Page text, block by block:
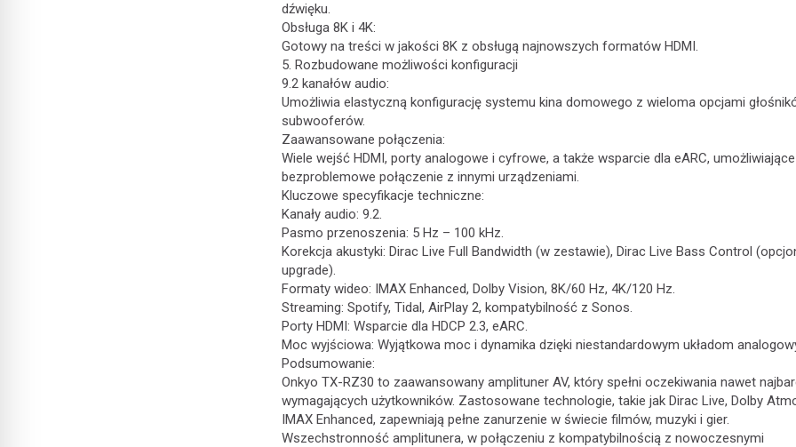
dźwięku.
Obsługa 8K i 4K:
Gotowy na treści w jakości 8K z obsługą najnowszych formatów HDMI.
5. Rozbudowane możliwości konfiguracji
9.2 kanałów audio:
Umożliwia elastyczną konfigurację systemu kina domowego z wieloma opcjami
subwooferów.
Zaawansowane połączenia:
Wiele wejść HDMI, porty analogowe i cyfrowe, a także wsparcie dla eARC, umożliwiające
bezproblemowe połączenie z innymi urządzeniami.
Kluczowe specyfikacje techniczne:
Kanały audio: 9.2.
Pasmo przenoszenia: 5 Hz – 100 kHz.
Korekcja akustyki: Dirac Live Full Bandwidth (w zestawie), Dirac Live Bass Control
upgrade).
Formaty wideo: IMAX Enhanced, Dolby Vision, 8K/60 Hz, 4K/120 Hz.
Streaming: Spotify, Tidal, AirPlay 2, kompatybilność z Sonos.
Porty HDMI: Wsparcie dla HDCP 2.3, eARC.
Moc wyjściowa: Wyjątkowa moc i dynamika dzięki niestandardowym układom
Podsumowanie:
Onkyo TX-RZ30 to zaawansowany amplituner AV, który spełni oczekiwania nawet
wymagających użytkowników. Zastosowane technologie, takie jak Dirac Live, Dolby
IMAX Enhanced, zapewniają pełne zanurzenie w świecie filmów, muzyki i gier.
Wszechstronność amplitunera, w połączeniu z kompatybilnością z nowoczesnymi